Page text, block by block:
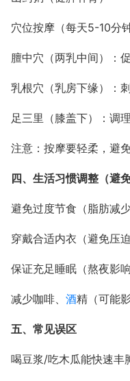
穴位按摩（每天5-10分钟
膻中穴（两乳中间）：
乳根穴（乳房下缘）：
足三里（膝盖下）：调
注意：按摩要轻柔，避
四、生活习惯调整（避
避免过度节食（脂肪减
穿戴合适内衣（避免压
保证充足睡眠（熬夜影
减少咖啡、 酒精（可能
五、常见误区
喝豆浆/吃木瓜能快速丰